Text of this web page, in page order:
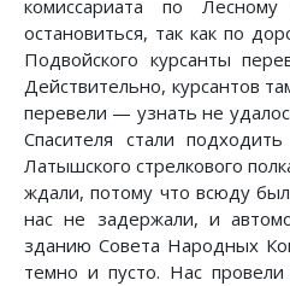
комиссариата по
остановиться, так как по
Подвойского курсанты
Действительно, курсантов
перевели — узнать не
Спасителя стали
Латышского стрелкового
ждали, потому что всюду
нас не задержали, и
зданию Совета Народных
темно и пусто. Нас